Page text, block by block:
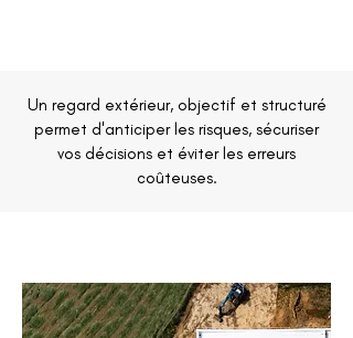
Un regard extérieur, objectif et structuré
permet d'anticiper les risques, sécuriser
vos décisions et éviter les erreurs
coûteuses.